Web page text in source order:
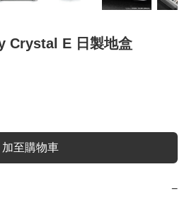
Crystal E 日製地盒
加至購物車
−